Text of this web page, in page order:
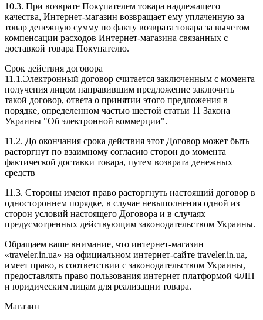
10.3. При возврате Покупателем товара надлежащего
качества, Интернет-магазин возвращает ему уплаченную за
товар денежную сумму по факту возврата товара за вычетом
компенсации расходов Интернет-магазина связанных с
доставкой товара Покупателю.
Срок действия договора
11.1.Электронный договор считается заключенным с момента
получения лицом направившим предложение заключить
такой договор, ответа о принятии этого предложения в
порядке, определенном частью шестой статьи 11 Закона
Украины "Об электронной коммерции".
11.2. До окончания срока действия этот Договор может быть
расторгнут по взаимному согласию сторон до момента
фактической доставки товара, путем возврата денежных
средств
11.3. Стороны имеют право расторгнуть настоящий договор в
одностороннем порядке, в случае невыполнения одной из
сторон условий настоящего Договора и в случаях
предусмотренных действующим законодательством Украины.
Обращаем ваше внимание, что интернет-магазин
«traveler.in.ua» на официальном интернет-сайте traveler.in.ua,
имеет право, в соответствии с законодательством Украины,
предоставлять право пользования интернет платформой ФЛП
и юридическим лицам для реализации товара.
Магазин